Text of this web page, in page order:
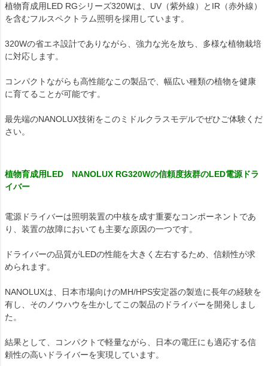
植物育成用LED RGシリーズ320Wは、UV（紫外線）とIR（赤外線）
を含むフルスペクトラム照明を採用しています。
320Wの省エネ設計でありながら、強力な光を放ち、多様な植物栽培
に対応します。
コンパクトながらも高性能なこの製品で、幅広い種類の植物を健康
に育てることが可能です。
最先端のNANOLUX技術をこのミドルクラスモデルでぜひご体験くだ
さい。
植物育成用LED NANOLUX RG320Wの信頼度抜群のLED電源ドラ
イバー
電源ドライバーは照明装置の中核を成す重要なコンポーネントであ
り、装置の故障においても主要な原因の一つです。
ドライバーの品質がLEDの性能を大きく左右するため、信頼性が求
められます。
NANOLUXは、日本市場向けのMH/HPS安定器の製造に長年の経験を
有し、そのノウハウを生かしてこの製品のドライバーを開発しまし
た。
結果として、コンパクトで軽量ながら、日本の電圧にも適応する信
頼性の高いドライバーを実現しています。